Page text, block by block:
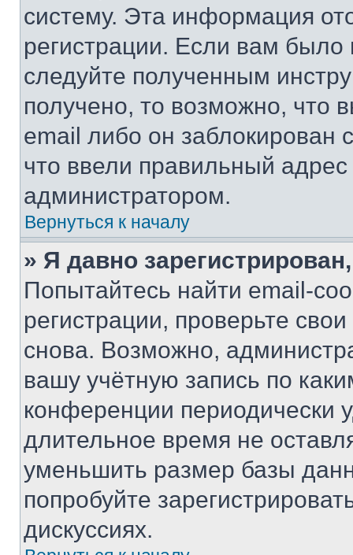
систему. Эта информация
регистрации. Если вам
следуйте полученным
получено, то возможно, что
email либо он
что ввели правильный адрес
администратором.
Вернуться к началу
» Я давно
Попытайтесь найти email-
регистрации, проверьте
снова. Возможно,
вашу учётную запись по
конференции периодически
длительное время не
уменьшить размер базы
попробуйте
дискуссиях.